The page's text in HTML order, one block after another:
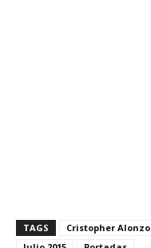
TAGS Cristopher Alonzo